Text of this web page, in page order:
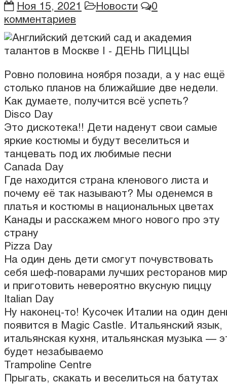
Ноя 15, 2021
Новости
0
комментариев
Ровно половина ноября позади, а у нас ещё
столько планов на ближайшие две недели.
Как думаете, получится всё успеть?
Disco Day
Это дискотека!! Дети наденут свои самые
яркие костюмы и будут веселиться и
танцевать под их любимые песни
Canada Day
Где находится страна кленового листа и
почему её так называют? Мы оденемся в
платья и костюмы в национальных цветах
Канады и расскажем много нового про эту
страну
Pizza Day
На один день дети смогут почувствовать
себя шеф-поварами лучших ресторанов
и приготовить невероятно вкусную пиццу
Italian Day
Ну наконец-то! Кусочек Италии на один
появится в Magic Castle. Итальянский язык,
итальянская кухня, итальянская музыка —
будет незабываемо
Trampoline Centre
Прыгать, скакать и веселиться на батутах